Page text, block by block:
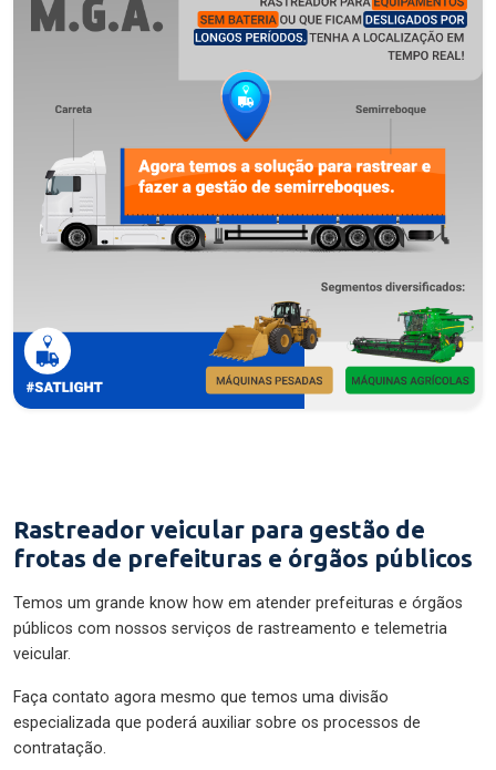
Rastreador veicular para gestão de
frotas de prefeituras e órgãos públicos
Temos um grande know how em atender prefeituras e órgãos
públicos com nossos serviços de rastreamento e telemetria
veicular.
Faça contato agora mesmo que temos uma divisão
especializada que poderá auxiliar sobre os processos de
contratação.